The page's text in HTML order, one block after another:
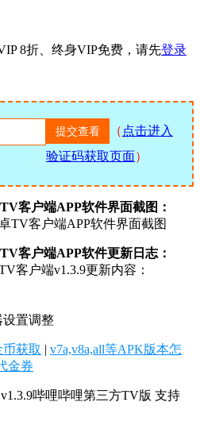
8折、终身VIP免费，请先登录
（ 点击进入
验证码获取页面）
客户端APP软件界面截图：
客户端APP软件更新日志：
客户端v1.3.9更新内容：
设置调整
币获取 | v7a,v8a,all等APK版本怎
金券
哔哩哔哩第三方TV版 支持